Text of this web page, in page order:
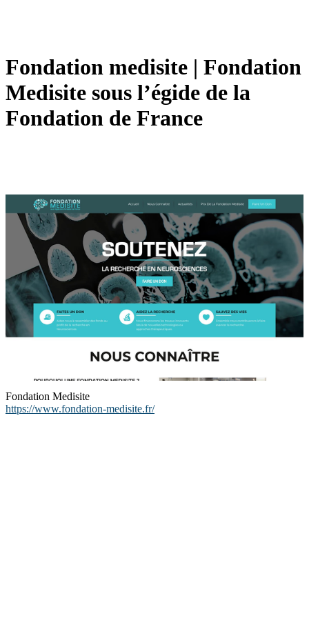
Fondation medisite | Fondation
Medisite sous l’égide de la
Fondation de France
Fondation Medisite
https://www.fondation-medisite.fr/